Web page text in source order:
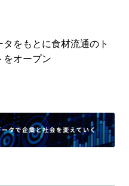
をもとに食材流通のト
をオープン